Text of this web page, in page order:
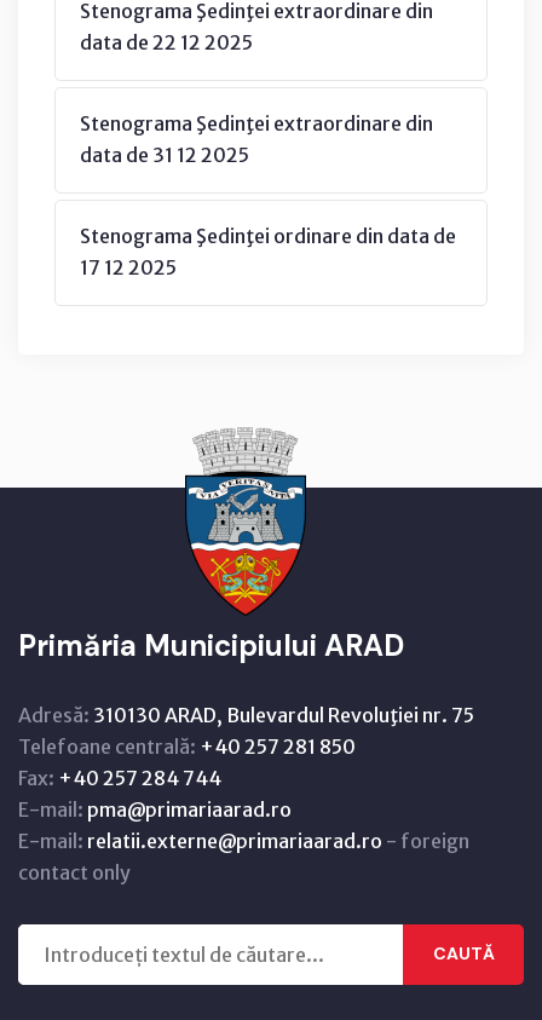
Stenograma Şedinţei extraordinare din
data de 22 12 2025
Stenograma Şedinţei extraordinare din
data de 31 12 2025
Stenograma Şedinţei ordinare din data de
17 12 2025
Primăria Municipiului ARAD
Adresă: 310130 ARAD, Bulevardul Revoluţiei nr. 75
Telefoane centrală: +40 257 281 850
Fax: +40 257 284 744
E-mail: pma@primariaarad.ro
E-mail: relatii.externe@primariaarad.ro - foreign
contact only
CAUTĂ